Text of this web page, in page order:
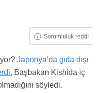
Sorumluluk reddi
Japonya’da gıda dışı
Başbakan Kishida iç
söyledi.